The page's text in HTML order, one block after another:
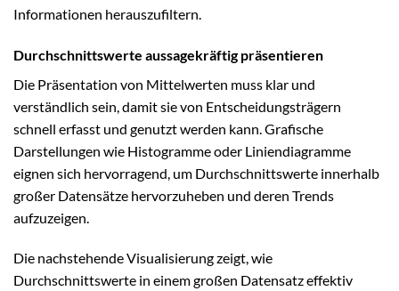
Informationen herauszufiltern.
Durchschnittswerte aussagekräftig präsentieren
Die Präsentation von Mittelwerten muss klar und
verständlich sein, damit sie von Entscheidungsträgern
schnell erfasst und genutzt werden kann. Grafische
Darstellungen wie Histogramme oder Liniendiagramme
eignen sich hervorragend, um Durchschnittswerte innerhalb
großer Datensätze hervorzuheben und deren Trends
aufzuzeigen.
Die nachstehende Visualisierung zeigt, wie
Durchschnittswerte in einem großen Datensatz effektiv